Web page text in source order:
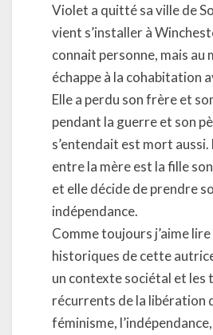
Violet a quitté sa ville de
vient s’installer à
connait personne, mais au
échappe à la cohabitation
Elle a perdu son frère et
pendant la guerre et son
s’entendait est mort
entre la mère est la fille
et elle décide de prendre
indépendance.
Comme toujours j’aime
historiques de cette
un contexte sociétal et les
récurrents de la libération
féminisme,